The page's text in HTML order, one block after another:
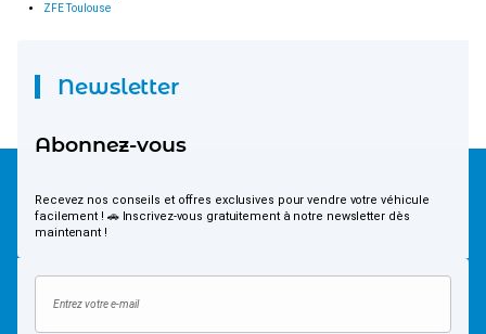
ZFE Toulouse
Newsletter
Abonnez-vous
Recevez nos conseils et offres exclusives pour vendre votre véhicule
facilement ! 🚗 Inscrivez-vous gratuitement à notre newsletter dès
maintenant !